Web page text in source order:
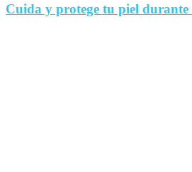
Cuida y protege tu piel durante